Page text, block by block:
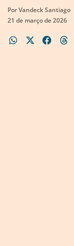
PorVandeck Santiago
21 de março de 2026